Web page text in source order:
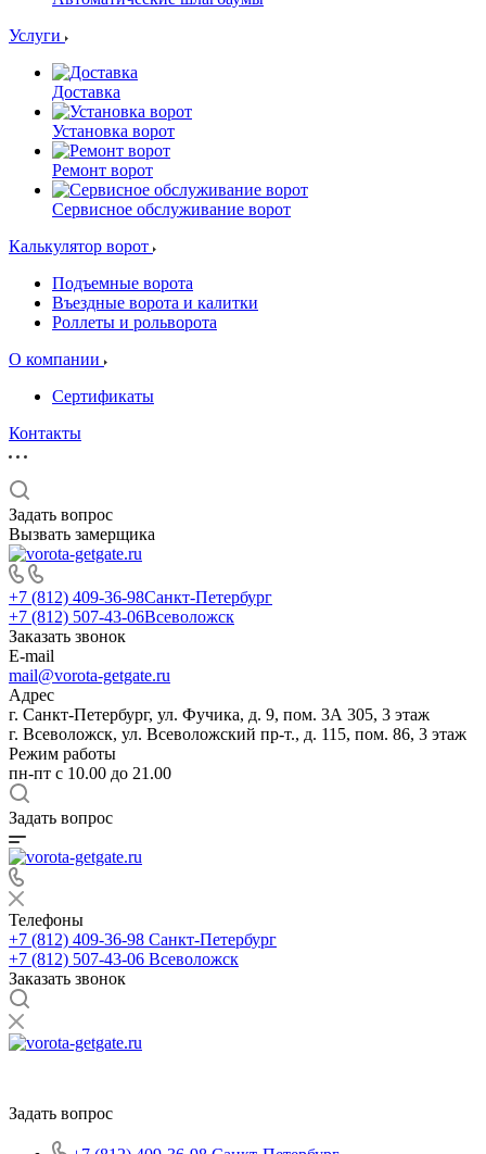
Услуги
Доставка
Установка ворот
Ремонт ворот
Сервисное обслуживание ворот
Калькулятор ворот
Подъемные ворота
Въездные ворота и калитки
Роллеты и рольворота
О компании
Сертификаты
Контакты
Задать вопрос
Вызвать замерщика
+7 (812) 409-36-98Санкт-Петербург
+7 (812) 507-43-06Всеволожск
Заказать звонок
E-mail
mail@vorota-getgate.ru
Адрес
г. Санкт-Петербург, ул. Фучика, д. 9, пом. 3А 305, 3 этаж
г. Всеволожск, ул. Всеволожский пр-т., д. 115, пом. 86, 3 этаж
Режим работы
пн-пт c 10.00 до 21.00
Задать вопрос
Телефоны
+7 (812) 409-36-98 Санкт-Петербург
+7 (812) 507-43-06 Всеволожск
Заказать звонок
Задать вопрос